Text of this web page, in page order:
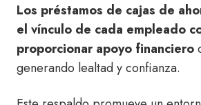
Los préstamos de cajas de
el vínculo de cada empleado
proporcionar apoyo financiero
generando lealtad y confianza.